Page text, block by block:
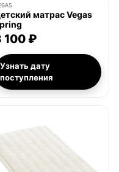
матрас Vegas
100 ₽
Узнать дату
поступления